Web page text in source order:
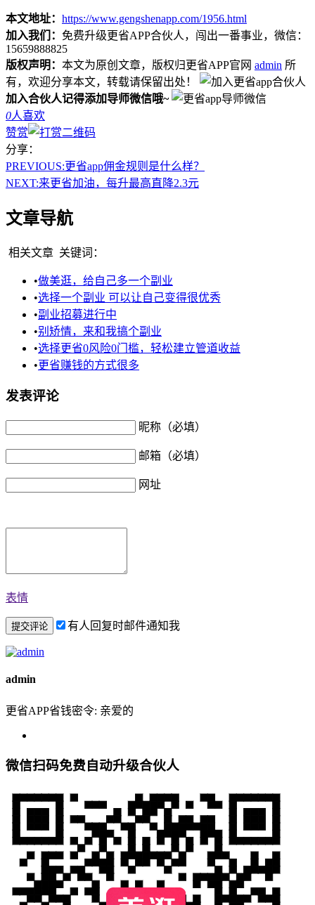
本文地址： https://www.gengshenapp.com/1956.html
加入我们： 免费升级更省APP合伙人，闯出一番事业，微信：
15659888825
版权声明： 本文为原创文章，版权归更省APP官网 admin 所
有，欢迎分享本文，转载请保留出处！
加入合伙人记得添加导师微信哦~
0人喜欢
赞赏
分享：
PREVIOUS:更省app佣金规则是什么样？
NEXT:来更省加油，每升最高直降2.3元
文章导航
相关文章 关键词：
•做美逛，给自己多一个副业
•选择一个副业 可以让自己变得很优秀
•副业招募进行中
•别矫情，来和我搞个副业
•选择更省0风险0门槛，轻松建立管道收益
•更省赚钱的方式很多
发表评论
昵称（必填）
邮箱（必填）
网址
表情
有人回复时邮件通知我
admin
更省APP省钱密令: 亲爱的
微信扫码免费自动升级合伙人